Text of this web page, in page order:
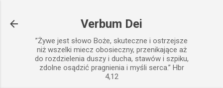
Verbum Dei
”Żywe jest słowo Boże, skuteczne i ostrzejsze
niż wszelki miecz obosieczny, przenikające aż
do rozdzielenia duszy i ducha, stawów i szpiku,
zdolne osądzić pragnienia i myśli serca.” Hbr
4,12